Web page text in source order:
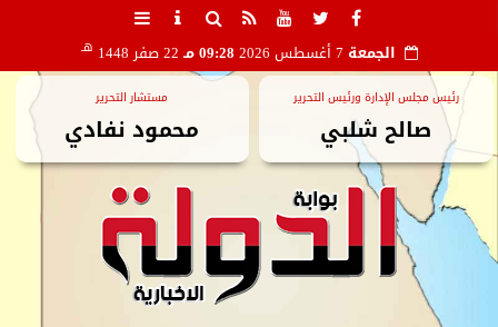
الجمعة 09:28 مـ 22 صفر 1448 هـ
رئيس مجلس الإدارة ورئيس التحرير
صالح شلبي
مستشار التحرير
محمود نفادي